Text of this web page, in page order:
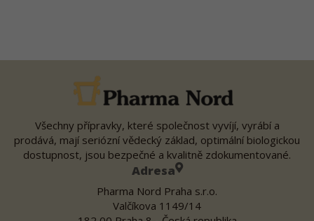
Všechny přípravky, které společnost vyvíjí, vyrábí a
prodává, mají seriózní vědecký základ, optimální biologickou
dostupnost, jsou bezpečné a kvalitně zdokumentované.
Adresa
Pharma Nord Praha s.r.o.
Valčíkova 1149/14